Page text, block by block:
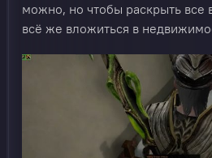
можно, но чтобы раскрыть все
всё же вложиться в